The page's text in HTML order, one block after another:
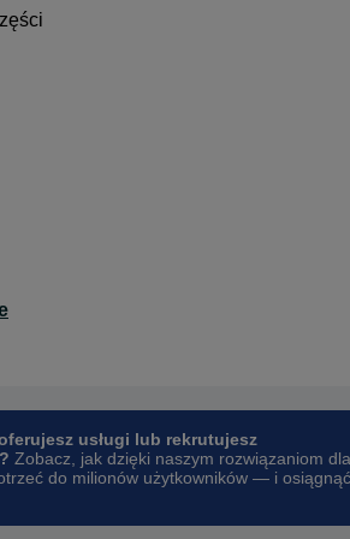
usługi lub rekrutujesz
Zobacz, jak dzięki naszym rozwiązaniom dla
do milionów użytkowników — i osiągnąć